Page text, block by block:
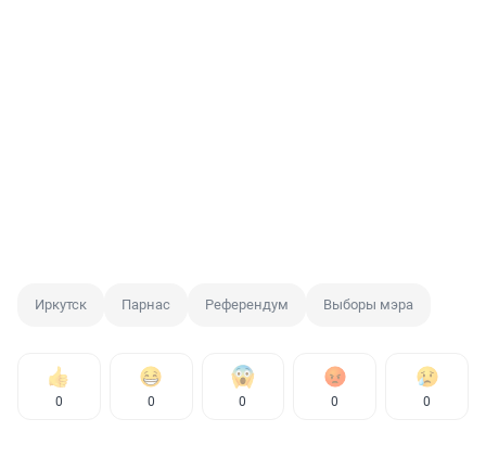
Иркутск Парнас Референдум Выборы мэра
0 0 0 0 0